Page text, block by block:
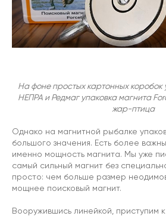
На фоне простых картонных коробок
НЕПРА и Редмаг упаковка магнита
жар-птица
Однако на магнитной рыбалке
большого значения. Есть более
именно мощность магнита. Мы уже
самый сильный магнит без
просто: чем больше размер
мощнее поисковый магнит.
Вооружившись линейкой, приступим